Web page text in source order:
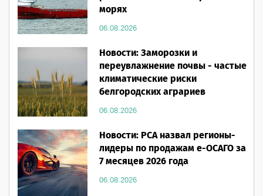
морях
06.08.2026
Новости: Заморозки и
переувлажнение почвы - частые
климатические риски
белгородских аграриев
06.08.2026
Новости: РСА назвал регионы-
лидеры по продажам е-ОСАГО за
7 месяцев 2026 года
06.08.2026